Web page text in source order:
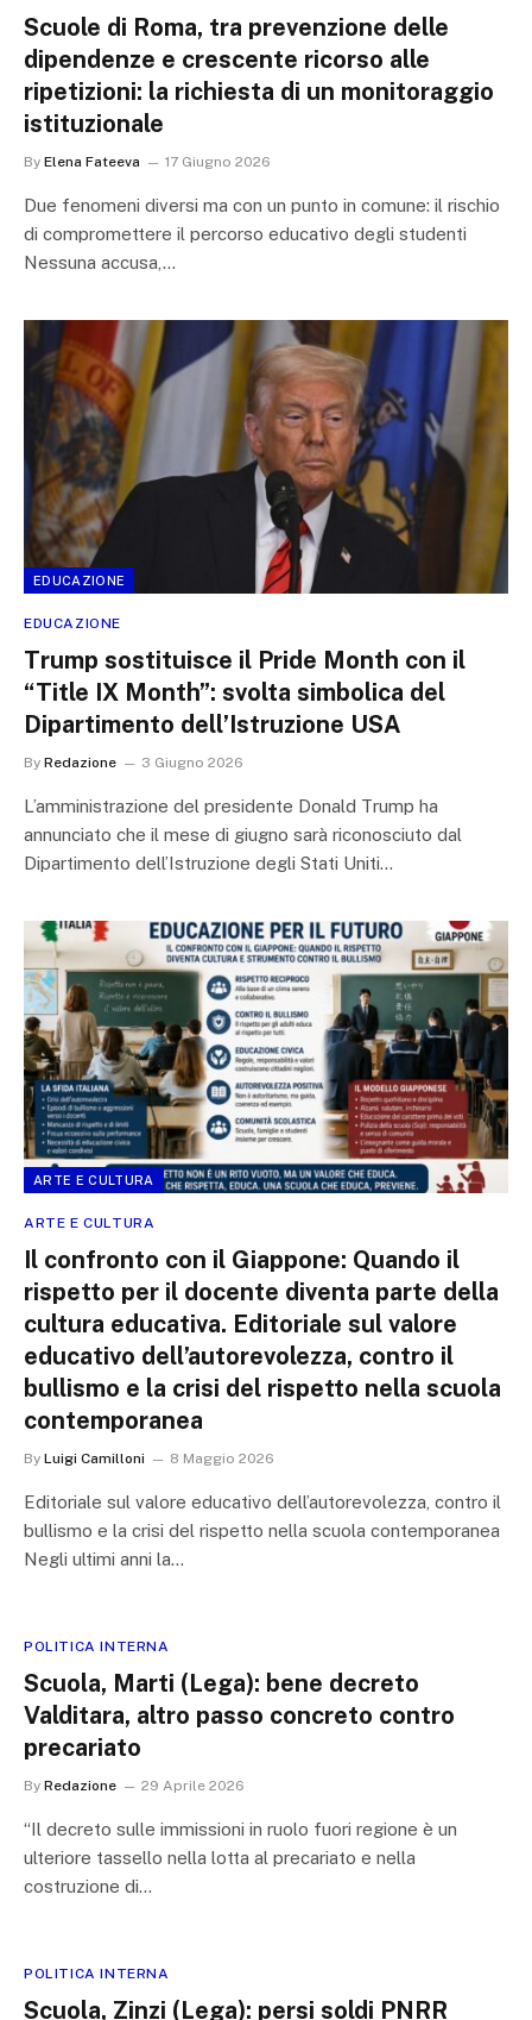
Scuole di Roma, tra prevenzione delle
dipendenze e crescente ricorso alle
ripetizioni: la richiesta di un monitoraggio
istituzionale
By Elena Fateeva 17 Giugno 2026
Due fenomeni diversi ma con un punto in comune: il rischio
di compromettere il percorso educativo degli studenti
Nessuna accusa,…
EDUCAZIONE
EDUCAZIONE
Trump sostituisce il Pride Month con il
“Title IX Month”: svolta simbolica del
Dipartimento dell’Istruzione USA
By Redazione 3 Giugno 2026
L’amministrazione del presidente Donald Trump ha
annunciato che il mese di giugno sarà riconosciuto dal
Dipartimento dell’Istruzione degli Stati Uniti…
ARTE E CULTURA
ARTE E CULTURA
Il confronto con il Giappone: Quando il
rispetto per il docente diventa parte della
cultura educativa. Editoriale sul valore
educativo dell’autorevolezza, contro il
bullismo e la crisi del rispetto nella scuola
contemporanea
By Luigi Camilloni 8 Maggio 2026
Editoriale sul valore educativo dell’autorevolezza, contro il
bullismo e la crisi del rispetto nella scuola contemporanea
Negli ultimi anni la…
POLITICA INTERNA
Scuola, Marti (Lega): bene decreto
Valditara, altro passo concreto contro
precariato
By Redazione 29 Aprile 2026
“Il decreto sulle immissioni in ruolo fuori regione è un
ulteriore tassello nella lotta al precariato e nella
costruzione di…
POLITICA INTERNA
Scuola, Zinzi (Lega): persi soldi PNRR